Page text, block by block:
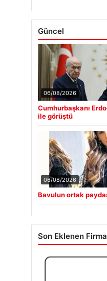
06/08/2026
Cumhurbaşkanı
ile görüştü
06/08/2026
Bavulun ortak